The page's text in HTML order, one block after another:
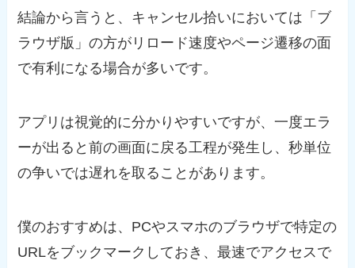
結論から言うと、キャンセル拾いにおいては「ブ
ラウザ版」の方がリロード速度やページ遷移の面
で有利になる場合が多いです。
アプリは視覚的に分かりやすいですが、一度エラ
ーが出ると前の画面に戻る工程が発生し、秒単位
の争いでは遅れを取ることがあります。
僕のおすすめは、PCやスマホのブラウザで特定の
URLをブックマークしておき、最速でアクセスで